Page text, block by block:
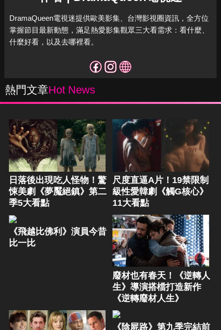
DramaQueen電視迷提供歐美影集、台灣影視圈資訊，全方位
掌握節目最新動態，滿足熱愛影集觀眾三大看需求：看什麼、
什麼好看，以及去哪裡看。
熱門文章Hot News
日落後出現吃人怪物！驚
悚美劇《夢魘絕鎮》第二
季5大看點
尺度直逼A片！19禁限制
級性愛韓劇《觸G核心》
11大看點
《飛越比佛利》演員今昔
比一比
廢材也有春天！《逆轉人
生》導演搭檔打造新作
《逆轉廢材人生》
《陰屍路》第九季完結前